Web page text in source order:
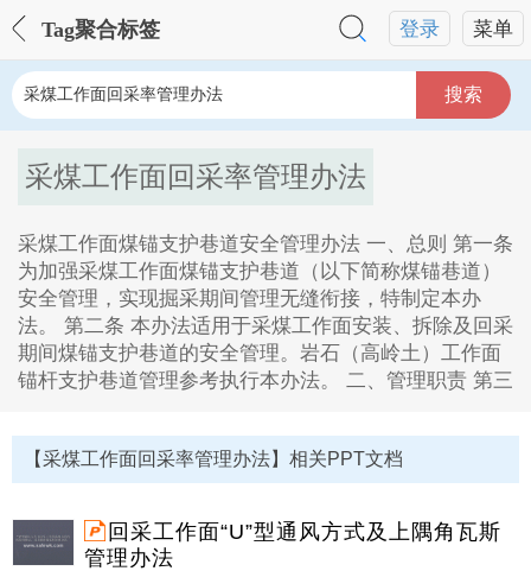
菜单
登录
Tag聚合标签
搜索
采煤工作面回采率管理办法
采煤工作面煤锚支护巷道安全管理办法 一、总则 第一条
为加强采煤工作面煤锚支护巷道（以下简称煤锚巷道）
安全管理，实现掘采期间管理无缝衔接，特制定本办
法。 第二条 本办法适用于采煤工作面安装、拆除及回采
期间煤锚支护巷道的安全管理。岩石（高岭土）工作面
锚杆支护巷道管理参考执行本办法。 二、管理职责 第三
1、晋能控股煤业集团有限公司晋城煤炭事业部文件晋控
煤业晋城煤生字202196号关于下发晋城煤炭事业部采煤
工作面准入验收管理办法的通知各有关单位:为规范采煤
工作面初采前的各项准备工作,切实加强采煤工作面安全
生产的基础管理,确保采煤工作面能够顺利投。
【采煤工作面回采率管理办法】相关PPT文档
回采工作面“U”型通风方式及上隅角瓦斯
管理办法